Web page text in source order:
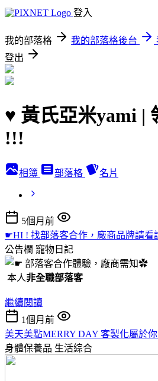
登入
我的部落格 我的部落格後台
登出
♥ 黃氏亞米yami |
!!!
相簿 部落格 名片
5個月前
☛HI ! 找部落客合作，廠商品牌請
公告欄 寵物日記
本人非全職部落客
繼續閱讀
1個月前
美天美點MERRY DAY 客製化屬於
身體保養品 生活綜合